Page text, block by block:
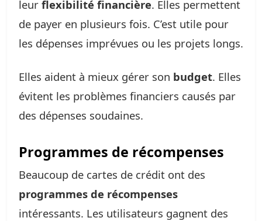
leur flexibilité financière. Elles permettent
de payer en plusieurs fois. C’est utile pour
les dépenses imprévues ou les projets longs.
Elles aident à mieux gérer son budget. Elles
évitent les problèmes financiers causés par
des dépenses soudaines.
Programmes de récompenses
Beaucoup de cartes de crédit ont des
programmes de récompenses
intéressants. Les utilisateurs gagnent des